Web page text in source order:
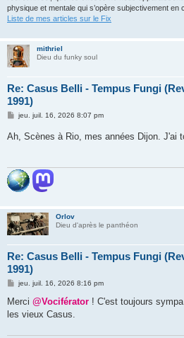
physique et mentale qui s’opère subjectivement
Liste de mes articles sur le Fix
mithriel
Dieu du funky soul
Re: Casus Belli - Tempus Fungi
1991)
M
s
jeu. juil. 16, 2026 8:07 pm
Ah, Scènes à Rio, mes années Dijon. J'ai
Orlov
Dieu d'après le panthéon
Re: Casus Belli - Tempus Fungi
1991)
M
s
a
jeu. juil. 16, 2026 8:16 pm
Merci @Vociférator ! C'est toujours
les vieux Casus.